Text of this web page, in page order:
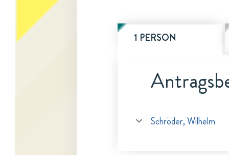
1 PERSON
Schröder, Wilhelm